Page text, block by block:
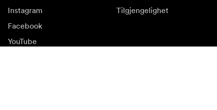
Instagram
Facebook
YouTube
Tilgjengelighet